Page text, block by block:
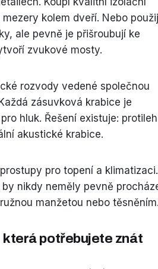
kolem dveří. Nebo
ale pevně je přišroubují ke
zvukové mosty.
rozvody vedené společnou
zásuvková krabice je
hluk. Řešení existuje:
akustické krabice.
pro topení a klimatizaci.
nikdy neměly pevně
manžetou nebo
potřebujete znát